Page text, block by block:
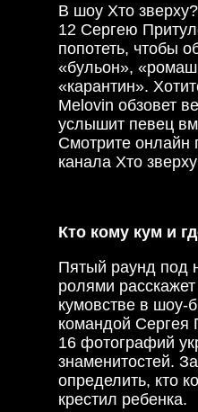
В шоу Хто
12 Сергею
попотеть, чтобы
«бульон»,
«карантин».
Melovin обзовет
услышит певец
Смотрите онлайн
канала Хто
Кто кому кум и
Пятый раунд под
ролями
кумовстве в шоу-
командой Сергея
16 фотографий
знаменитостей.
определить, кто
крестил ребенка.